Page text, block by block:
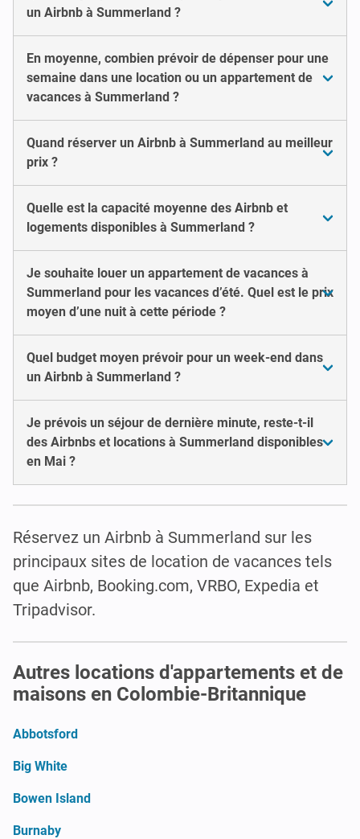
un Airbnb à Summerland ?
En moyenne, combien prévoir de dépenser pour une
semaine dans une location ou un appartement de
vacances à Summerland ?
Quand réserver un Airbnb à Summerland au meilleur
prix ?
Quelle est la capacité moyenne des Airbnb et
logements disponibles à Summerland ?
Je souhaite louer un appartement de vacances à
Summerland pour les vacances d’été. Quel est le prix
moyen d’une nuit à cette période ?
Quel budget moyen prévoir pour un week-end dans
un Airbnb à Summerland ?
Je prévois un séjour de dernière minute, reste-t-il
des Airbnbs et locations à Summerland disponibles
en Mai ?
Réservez un Airbnb à Summerland sur les
principaux sites de location de vacances tels
que Airbnb, Booking.com, VRBO, Expedia et
Tripadvisor.
Autres locations d'appartements et de
maisons en Colombie-Britannique
Abbotsford
Big White
Bowen Island
Burnaby